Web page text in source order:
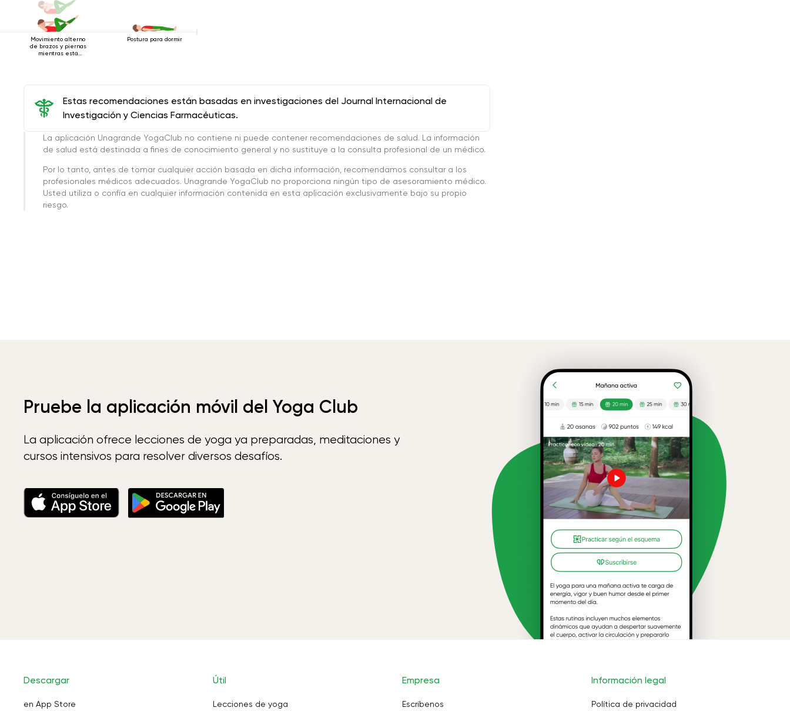
Movimiento alterno
de brazos y piernas
mientras está
Postura para dormir
Estas recomendaciones están basadas en investigaciones del Journal Internacional de
Investigación y Ciencias Farmacéuticas.
La aplicación Unagrande YogaClub no contiene ni puede contener recomendaciones de salud. La información
de salud está destinada a fines de conocimiento general y no sustituye a la consulta profesional de un médico.
Por lo tanto, antes de tomar cualquier acción basada en dicha información, recomendamos consultar a los
profesionales médicos adecuados. Unagrande YogaClub no proporciona ningún tipo de asesoramiento médico.
Usted utiliza o confía en cualquier información contenida en esta aplicación exclusivamente bajo su propio
riesgo.
Pruebe la aplicación móvil del Yoga Club
La aplicación ofrece lecciones de yoga ya preparadas, meditaciones y
cursos intensivos para resolver diversos desafíos.
Descargar
en App Store
Útil
Lecciones de yoga
Empresa
Escríbenos
Información legal
Política de privacidad